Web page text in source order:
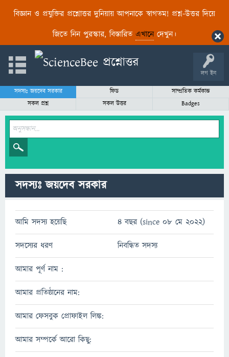
বিজ্ঞান ও প্রযুক্তির প্রশ্নোত্তর দুনিয়ায় আপনাকে স্বাগতম! প্রশ্ন-উত্তর দিয়ে
জিতে নিন পুরস্কার, বিস্তারিত এখানেদেখুন।
লগ ইন
সদস্যঃ জয়দেব সরকার ফিড
সাম্প্রতিক কর্মকান্ড
সকল প্রশ্ন
সকল উত্তর Badges
সদস্যঃ জয়দেব সরকার
আমি সদস্য হয়েছি 4 বছর (since 08 মে 2022)
সদস্যের ধরণ নিবন্ধিত সদস্য
আমার পূর্ণ নাম :
আমার প্রতিষ্ঠানের নাম:
আমার ফেসবুক প্রোফাইল লিঙ্ক:
আমার সম্পর্কে আরো কিছু: